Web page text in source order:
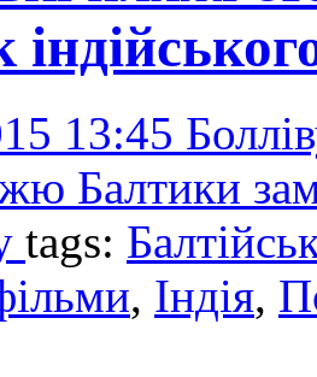
13:45
Балтики
tags:
, Індія,